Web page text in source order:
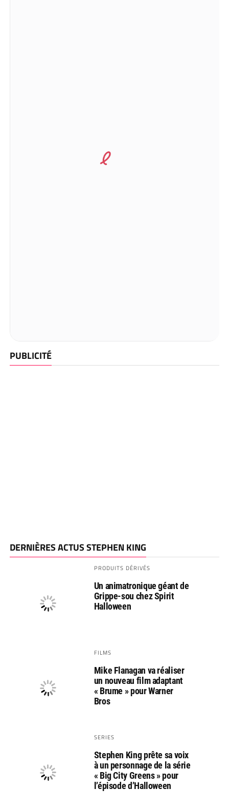
PUBLICITÉ
DERNIÈRES ACTUS STEPHEN KING
PRODUITS DÉRIVÉS
Un animatronique géant de
Grippe-sou chez Spirit
Halloween
FILMS
Mike Flanagan va réaliser
un nouveau film adaptant
« Brume » pour Warner
Bros
SERIES
Stephen King prête sa voix
à un personnage de la série
« Big City Greens » pour
l’épisode d’Halloween